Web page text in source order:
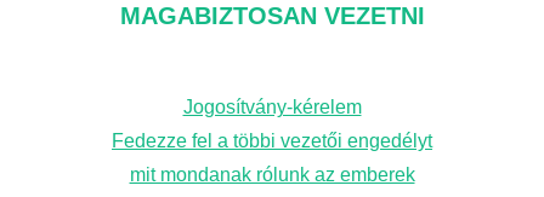
MAGABIZTOSAN VEZETNI
Jogosítvány-kérelem
Fedezze fel a többi vezetői engedélyt
mit mondanak rólunk az emberek